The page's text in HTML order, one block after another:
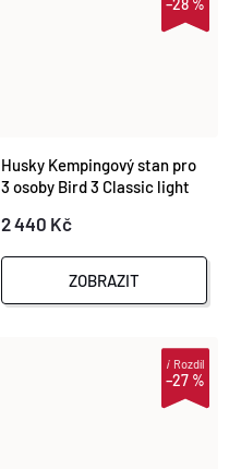
Husky Kempingový stan pro
3 osoby Bird 3 Classic light
2 440 Kč
ZOBRAZIT
–27 %
iRozdíl